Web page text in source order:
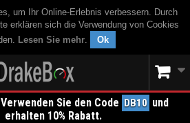
um Ihr Online-Erlebnis verbessern. Durch
erklären sich die Verwendung von Cookies
Lesen Sie mehr. Ok
Verwenden Sie den Code DB10 und
erhalten 10% Rabatt.